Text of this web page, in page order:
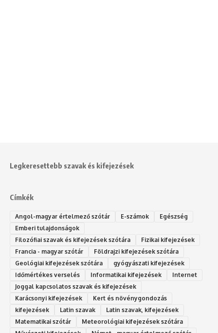
Legkeresettebb szavak és kifejezések
Címkék
Angol-magyar értelmező szótár E-számok
Egészség
Emberi tulajdonságok
Filozófiai szavak és kifejezések szótára
Fizikai kifejezések
Francia - magyar szótár
Földrajzi kifejezések szótára
Geológiai kifejezések szótára
gyógyászati kifejezések
Időmértékes verselés
Informatikai kifejezések
Internet
Joggal kapcsolatos szavak és kifejezések
Karácsonyi kifejezések
Kert és növénygondozás
kifejezések
Latin szavak
Latin szavak, kifejezések
Matematikai szótár
Meteorológiai kifejezések szótára